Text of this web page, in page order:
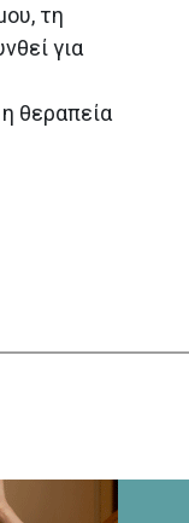
τη
για
θεραπεία